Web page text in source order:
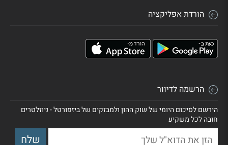
הורדת אפליקציה
הרשמה לדיוור
הירשם לסיכום היומי של שוק ההון ולמבזקים של ביזפורטל - ניוזלטרים
חובה לכל משקיע